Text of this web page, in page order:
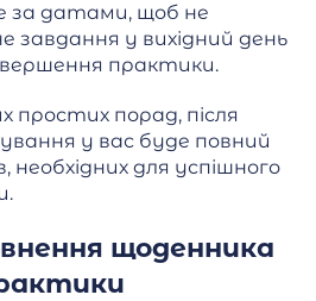
датами, щоб не
завдання у вихідний день
практики.
порад, після
у вас буде повний
для успішного
щоденника